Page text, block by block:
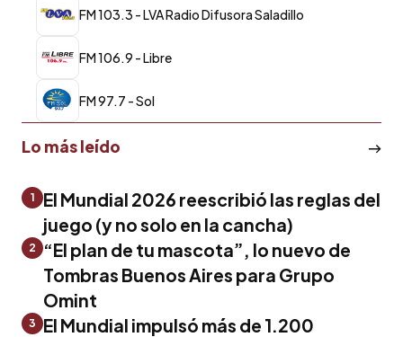
FM 103.3 - LVA Radio Difusora Saladillo
FM 106.9 - Libre
FM 97.7 - Sol
Lo más leído
1
El Mundial 2026 reescribió las reglas del
juego (y no solo en la cancha)
2
“El plan de tu mascota”, lo nuevo de
Tombras Buenos Aires para Grupo
Omint
3
El Mundial impulsó más de 1.200